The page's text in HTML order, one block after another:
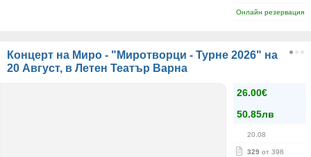
Онлайн резервация
Концерт на Миро - "Миротворци - Турне 2026" на
20 Август, в Летен Театър Варна
26.00€
50.85лв
20.08
329 от 398